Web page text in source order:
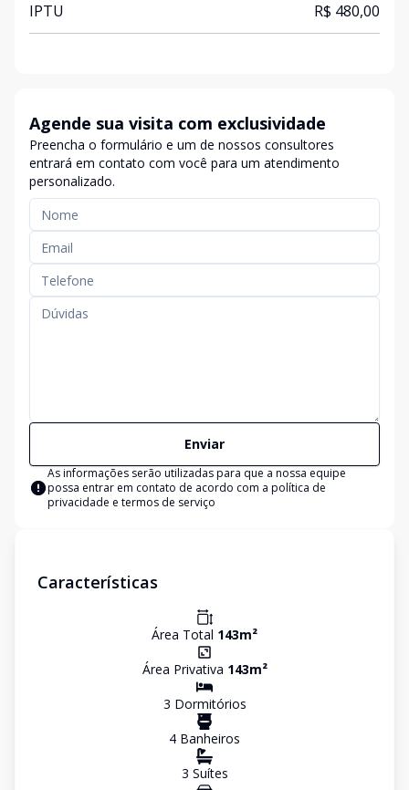
IPTU R$ 480,00
Agende sua visita com exclusividade
Preencha o formulário e um de nossos consultores
entrará em contato com você para um atendimento
personalizado.
Enviar
As informações serão utilizadas para que a nossa equipe
possa entrar em contato de acordo com a política de
privacidade e termos de serviço
Características
Área Total 143m²
Área Privativa 143m²
3 Dormitórios
4 Banheiros
3 Suítes